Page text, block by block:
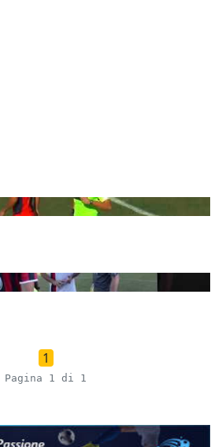
1
Pagina 1 di 1